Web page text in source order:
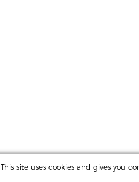
This site uses cookies and gives you